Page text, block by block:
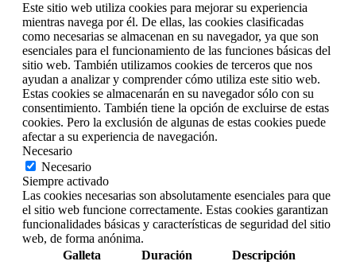
Este sitio web utiliza cookies para mejorar su experiencia
mientras navega por él. De ellas, las cookies clasificadas
como necesarias se almacenan en su navegador, ya que son
esenciales para el funcionamiento de las funciones básicas del
sitio web. También utilizamos cookies de terceros que nos
ayudan a analizar y comprender cómo utiliza este sitio web.
Estas cookies se almacenarán en su navegador sólo con su
consentimiento. También tiene la opción de excluirse de estas
cookies. Pero la exclusión de algunas de estas cookies puede
afectar a su experiencia de navegación.
Necesario
Necesario
Siempre activado
Las cookies necesarias son absolutamente esenciales para que
el sitio web funcione correctamente. Estas cookies garantizan
funcionalidades básicas y características de seguridad del sitio
web, de forma anónima.
Galleta
Duración Descripción